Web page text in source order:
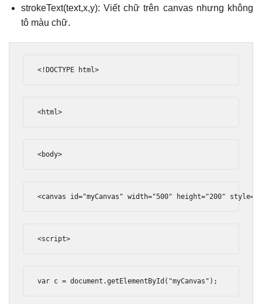
strokeText(text,x,y): Viết chữ trên canvas nhưng không
tô màu chữ.
<!DOCTYPE html>
<html>
<body>
<canvas id="myCanvas" width="500" height="200" style=
<script>
var c = document .getElementById ( "myCanvas" );